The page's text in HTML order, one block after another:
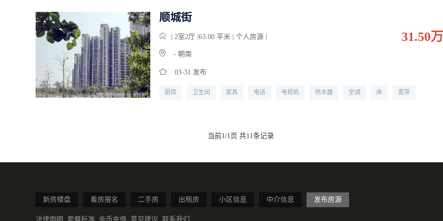
顺城街
| 2室2厅 |63.00 平米 | 个人房源 |
- 朝南
03-31 发布
厨房 卫生间 家具 电话 电视机 热水器 空调 床 宽带
31.50万
当前1/1页 共11条记录
新房楼盘 看房报名 二手房 出租房 小区信息 中介信息 发布房源
法律申明 套餐标准 金币充值 意见建议 联系我们